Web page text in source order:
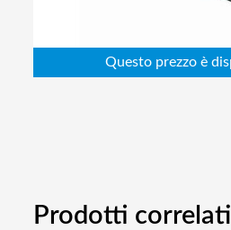
Elettronica
Edilizia
Prodotti correlati